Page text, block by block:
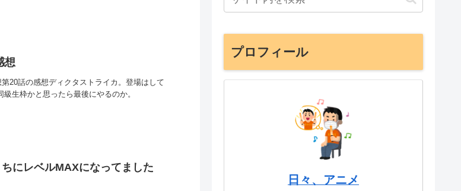
想
20話の感想ディクタストライカ。登場はして
生枠かと思ったら最後にやるのか。
にレベルMAXになってました
プロフィール
日々、アニメ